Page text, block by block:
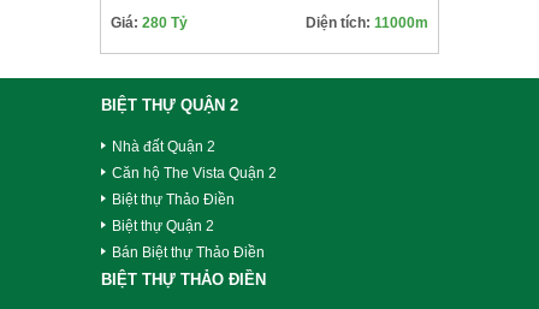
Giá: 280 Tỷ Diện tích: 11000m
BIỆT THỰ QUẬN 2
Nhà đất Quận 2
Căn hộ The Vista Quận 2
Biệt thự Thảo Điền
Biệt thự Quận 2
Bán Biệt thự Thảo Điền
BIỆT THỰ THẢO ĐIỀN